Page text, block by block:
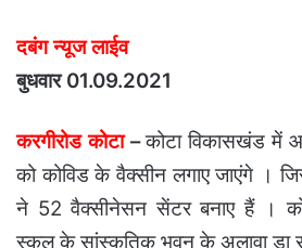
दबंग न्यूज लाईव
बुधवार 01.09.2021
करगीरोड कोटा–कोटा विकासखंड में
को कोविड के वैक्सीन लगाए जाएंगे ।
ने 52 वैक्सीनेसन सेंटर बनाए हैं ।
स्कूल के सांस्कृतिक भवन के अलावा डा